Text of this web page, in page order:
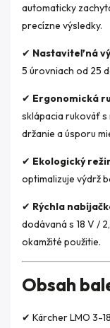
automaticky
precízne výsledky.
✔ Nastaviteľná
5 úrovniach od 25
✔ Ergonomická
sklápacia rukoväť
držanie a úsporu
✔ Ekologický
optimalizuje výdrž
✔ Rýchla
dodávaná s 18 V /
okamžité použitie.
Obsah
✔ Kärcher LMO 3-